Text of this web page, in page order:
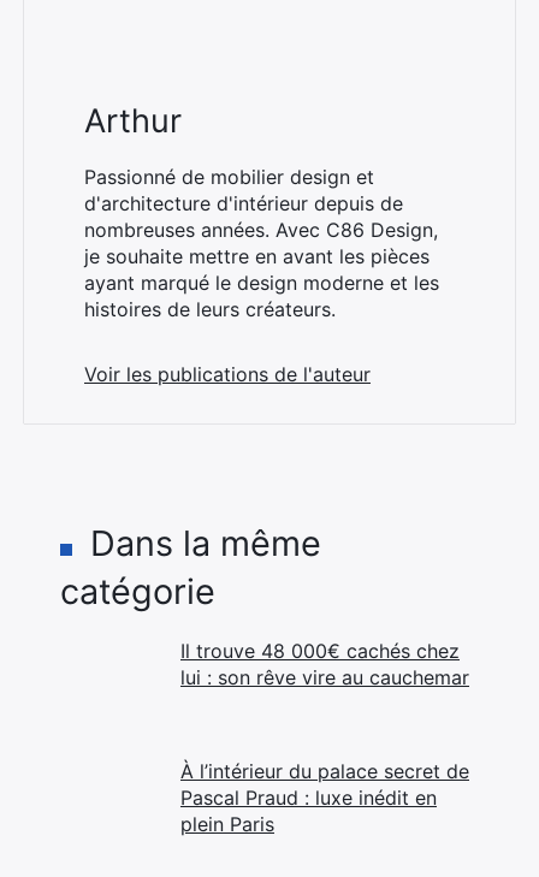
Arthur
Passionné de mobilier design et
d'architecture d'intérieur depuis de
nombreuses années. Avec C86 Design,
je souhaite mettre en avant les pièces
ayant marqué le design moderne et les
histoires de leurs créateurs.
Voir les publications de l'auteur
Dans la même
catégorie
Il trouve 48 000€ cachés chez
lui : son rêve vire au cauchemar
À l’intérieur du palace secret de
Pascal Praud : luxe inédit en
plein Paris